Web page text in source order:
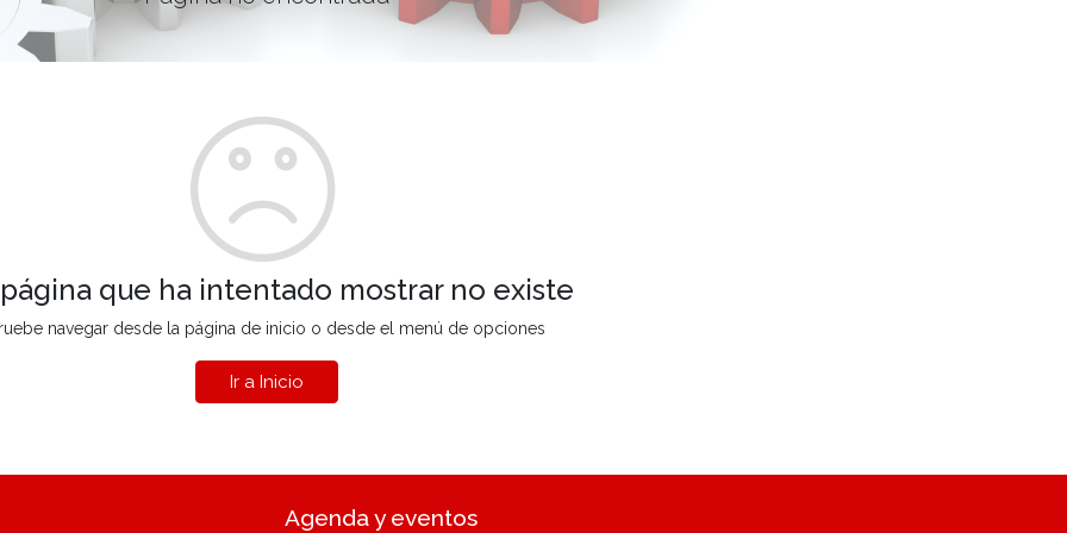
que ha intentado mostrar no existe
navegar desde la página de inicio o desde el menú de opciones
Ir a Inicio
Agenda y eventos